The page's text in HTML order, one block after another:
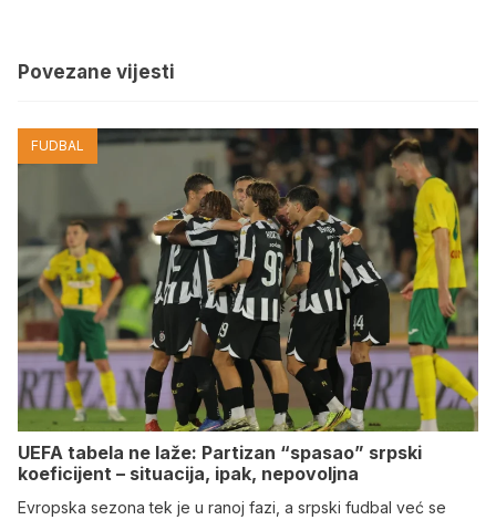
Povezane vijesti
FUDBAL
UEFA tabela ne laže: Partizan “spasao” srpski
koeficijent – situacija, ipak, nepovoljna
Evropska sezona tek je u ranoj fazi, a srpski fudbal već se